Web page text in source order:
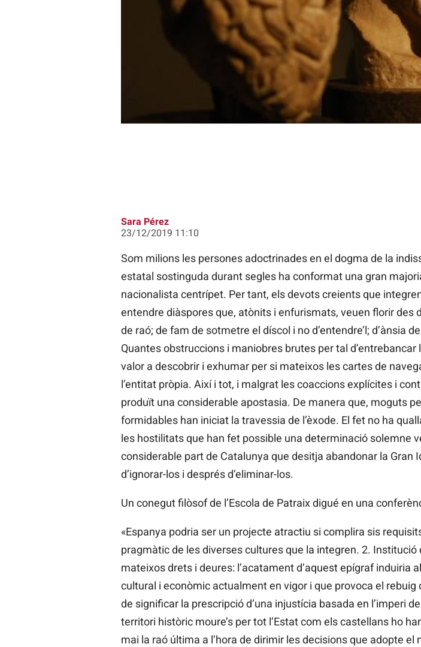
Sara Pérez
23/12/2019 11:10
Som milions les persones adoctrinades en el dogma de la
estatal sostinguda durant segles ha conformat una gran
nacionalista centrípet. Per tant, els devots creients que
entendre diàspores que, atònits i enfurismats, veuen florir des
de raó; de fam de sotmetre el díscol i no d’entendre’l; d’ànsia
Quantes obstruccions i maniobres brutes per tal
valor a descobrir i exhumar per si mateixos les cartes de
l’entitat pròpia. Així i tot, i malgrat les coaccions explícites i
produït una considerable apostasia. De manera que, moguts
formidables han iniciat la travessia de l’èxode. El fet no ha
les hostilitats que han fet possible una determinació solemne
considerable part de Catalunya que desitja abandonar la
d’ignorar-los i després d’eliminar-los.
Un conegut filòsof de l’Escola de Patraix digué en una
«Espanya podria ser un projecte atractiu si complira sis
pragmàtic de les diverses cultures que la integren. 2.
mateixos drets i deures: l’acatament d’aquest epígraf induiria
cultural i econòmic actualment en vigor i que provoca el rebuig
de significar la prescripció d’una injustícia basada en l’imperi
territori històric moure’s per tot l’Estat com els castellans ho
mai la raó última a l’hora de dirimir les decisions que adopte